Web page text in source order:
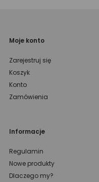
Moje konto
Zarejestruj się
Koszyk
Konto
Zamówienia
Informacje
Regulamin
Nowe produkty
Dlaczego my?